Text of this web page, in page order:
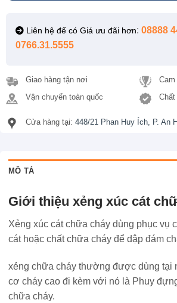
Liên hệ để có Giá ưu đãi hơn: 08888
0766.31.5555
Giao hàng tận nơi
Vận chuyển toàn quốc
Cửa hàng tại: 448/21 Phan Huy Ích, P. An
MÔ TẢ
Giới thiệu xẻng xúc cát
Xẻng xúc cát chữa cháy dùng phục vụ
cát hoặc chất chữa cháy để dập đám
xẻng chữa cháy thường được dùng tại
cơ cháy cao đi kèm với nó là Phuy
chữa cháy.